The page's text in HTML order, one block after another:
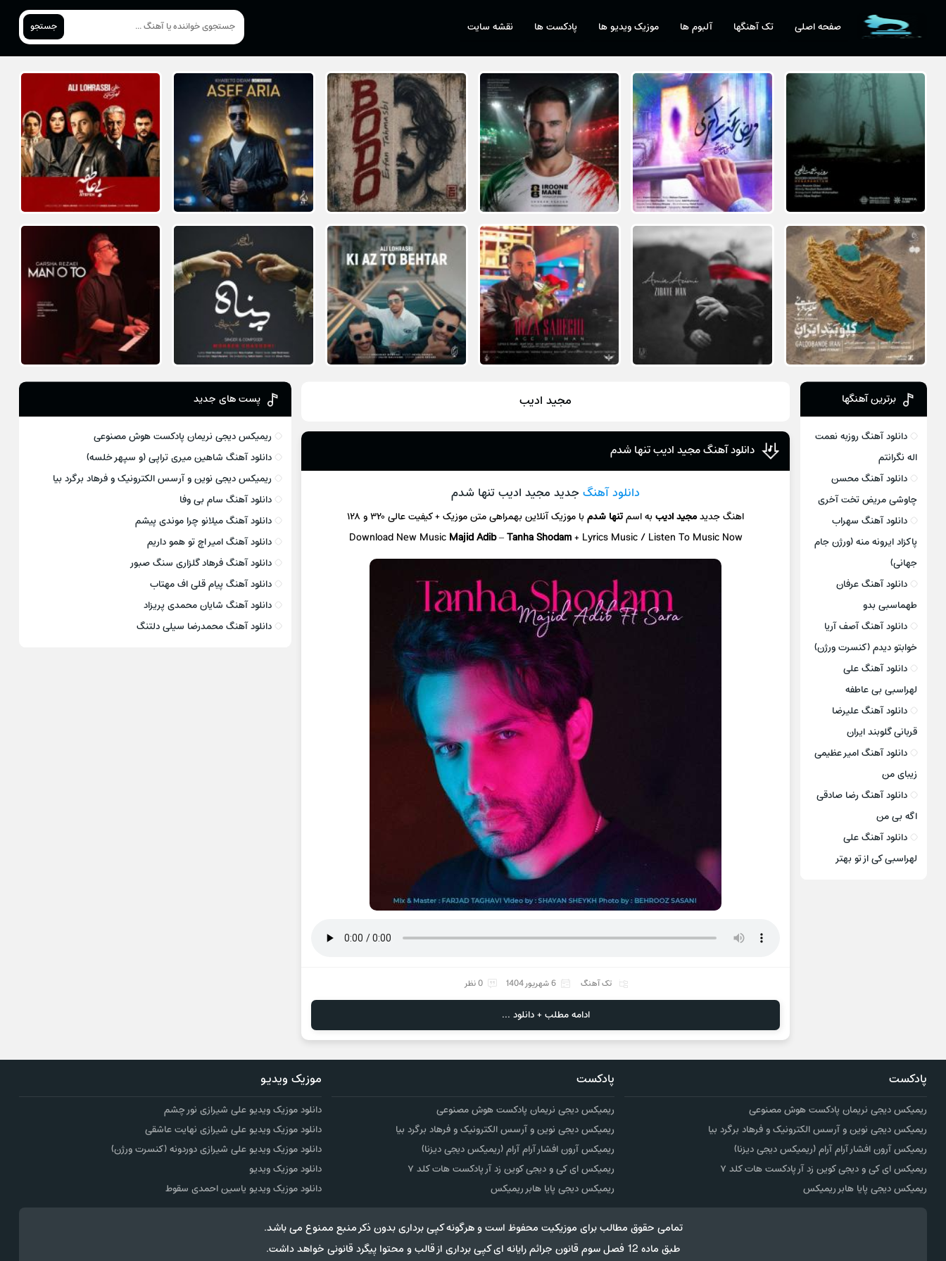
صفحه اصلی تک آهنگها آلبوم ها موزیک ویدیو ها پادکست ها نقشه سایت جستجو
مجید ادیب
دانلود آهنگ مجید ادیب تنها شدم
دانلود آهنگجدید مجید ادیب تنها شدم
اهنگ جدیدمجید ادیببه اسمتنها شدمبا موزیک آنلاینبهمراهی متن موزیک + کیفیت عالی ۳۲۰ و ۱۲۸
Download New Music Majid Adib–Tanha Shodam+ Lyrics Music / Listen To Music Now
تک آهنگ 6 شهریور 1404 0 نظر
ادامه مطلب + دانلود ...
برترین آهنگها
دانلود آهنگ روزبه نعمت
اله نگرانتم
دانلود آهنگ محسن
چاوشی مریض تخت آخری
دانلود آهنگ سهراب
پاکزاد ایرونه منه (ورژن جام
جهانی)
دانلود آهنگ عرفان
طهماسبی بدو
دانلود آهنگ آصف آریا
خوابتو دیدم (کنسرت ورژن)
دانلود آهنگ علی
لهراسبی بی عاطفه
دانلود آهنگ علیرضا
قربانی گلوبند ایران
دانلود آهنگ امیر عظیمی
زیبای من
دانلود آهنگ رضا صادقی
اگه بی من
دانلود آهنگ علی
لهراسبی کی از تو ‌بهتر
پست های جدید
ریمیکس دیجی نریمان پادکست هوش مصنوعی
دانلود آهنگ شاهین میری تراپی (و سپهر خلسه)
ریمیکس دیجی نوین و آرسس الکترونیک و فرهاد برگرد بیا
دانلود آهنگ سام بی وفا
دانلود آهنگ میلانو چرا موندی پیشم
دانلود آهنگ امیر اچ تو همو داریم
دانلود آهنگ فرهاد گلزاری سنگ صبور
دانلود آهنگ پیام قلی اف مهتاب
دانلود آهنگ شایان محمدی پریزاد
دانلود آهنگ محمدرضا سیلی دلتنگ
پادکست
ریمیکس دیجی نریمان پادکست هوش مصنوعی
ریمیکس دیجی نوین و آرسس الکترونیک و فرهاد برگرد بیا
ریمیکس آرون افشار آرام آرام (ریمیکس دیجی دیزنا)
ریمیکس ای کی و دیجی کوین زد آر پادکست هات کلد ۷
ریمیکس دیجی پایا هابر ریمیکس
پادکست
ریمیکس دیجی نریمان پادکست هوش مصنوعی
ریمیکس دیجی نوین و آرسس الکترونیک و فرهاد برگرد بیا
ریمیکس آرون افشار آرام آرام (ریمیکس دیجی دیزنا)
ریمیکس ای کی و دیجی کوین زد آر پادکست هات کلد ۷
ریمیکس دیجی پایا هابر ریمیکس
موزیک ویدیو
دانلود موزیک ویدیو علی شیرازی نور چشم
دانلود موزیک ویدیو علی شیرازی نهایت عاشقی
دانلود موزیک ویدیو علی شیرازی دوردونه (کنسرت ورژن)
دانلود موزیک ویدیو
دانلود موزیک ویدیو یاسین احمدی سقوط
تمامی حقوق مطالب برای موزیکیت محفوظ است و هرگونه کپی برداری بدون ذکر منبع ممنوع می باشد.
طبق ماده 12 فصل سوم قانون جرائم رایانه ای کپی برداری از قالب و محتوا پیگرد قانونی خواهد داشت.